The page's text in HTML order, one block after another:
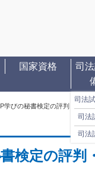
国家資格
司
司法
司法
司法
学びの秘書検定の評判・口コ
検定の評判